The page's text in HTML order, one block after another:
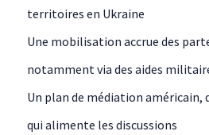
territoires en Ukraine
Une mobilisation accrue des
notamment via des aides
Un plan de médiation américain,
qui alimente les discussions